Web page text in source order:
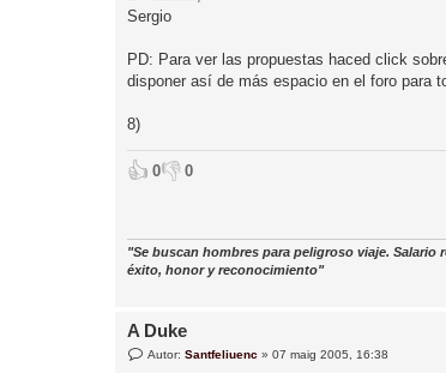
Sergio
PD: Para ver las propuestas haced click
disponer así de más espacio en el foro para
8)
👍 0👎 0
"Se buscan hombres para peligroso viaje.
éxito, honor y reconocimiento"
A Duke
E
Autor:Santfeliuenc »07 maig 2005, 16:38